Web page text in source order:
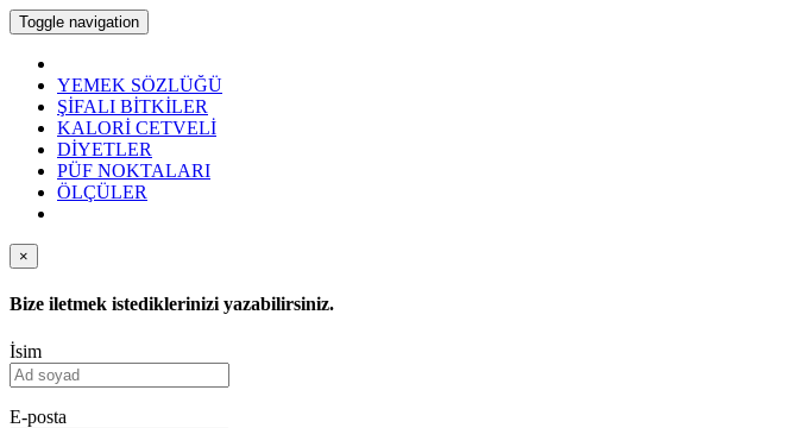
Toggle navigation
YEMEK SÖZLÜĞÜ
ŞİFALI BİTKİLER
KALORİ CETVELİ
DİYETLER
PÜF NOKTALARI
ÖLÇÜLER
×
Bize iletmek istediklerinizi yazabilirsiniz.
İsim
E-posta